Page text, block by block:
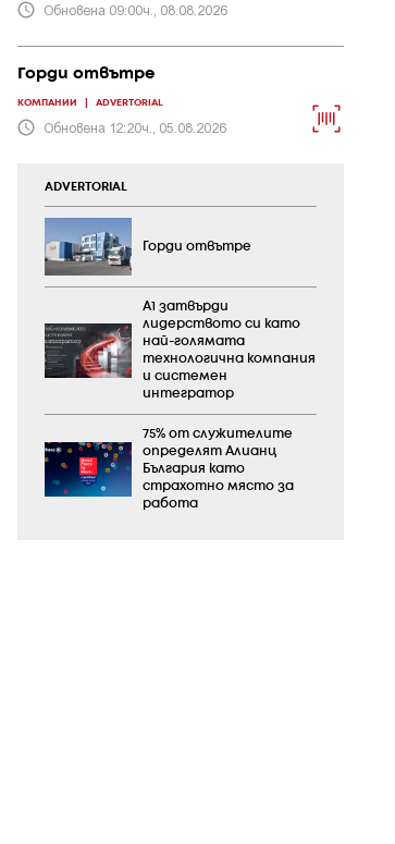
Обновена 09:00ч., 08.08.2026
Горди отвътре
КОМПАНИИ ADVERTORIAL
Обновена 12:20ч., 05.08.2026
ADVERTORIAL
Горди отвътре
А1 затвърди
лидерството си като
най-голямата
технологична компания
и системен
интегратор
75% от служителите
определят Алианц
България като
страхотно място за
работа